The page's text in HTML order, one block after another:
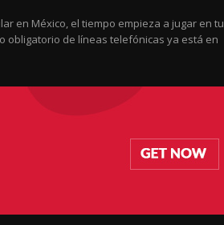
en México, el tiempo empieza a jugar en tu
obligatorio de líneas telefónicas ya está en